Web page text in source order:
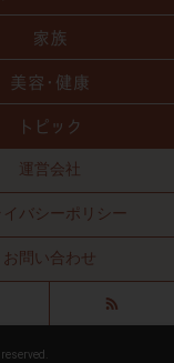
運営会社
イバシーポリシー
お問い合わせ